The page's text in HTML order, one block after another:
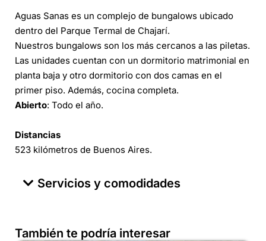
Aguas Sanas es un complejo de bungalows ubicado
dentro del Parque Termal de Chajarí.
Nuestros bungalows son los más cercanos a las piletas.
Las unidades cuentan con un dormitorio matrimonial en
planta baja y otro dormitorio con dos camas en el
primer piso. Además, cocina completa.
Abierto: Todo el año.
Distancias
523 kilómetros de Buenos Aires.
Servicios y comodidades
También te podría interesar